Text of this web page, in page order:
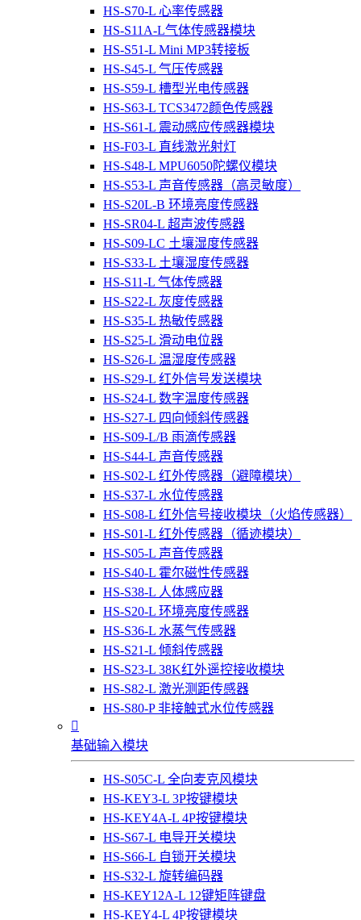
HS-S70-L 心率传感器
HS-S11A-L气体传感器模块
HS-S51-L Mini MP3转接板
HS-S45-L 气压传感器
HS-S59-L 槽型光电传感器
HS-S63-L TCS3472颜色传感器
HS-S61-L 震动感应传感器模块
HS-F03-L 直线激光射灯
HS-S48-L MPU6050陀螺仪模块
HS-S53-L 声音传感器（高灵敏度）
HS-S20L-B 环境亮度传感器
HS-SR04-L 超声波传感器
HS-S09-LC 土壤湿度传感器
HS-S33-L 土壤湿度传感器
HS-S11-L 气体传感器
HS-S22-L 灰度传感器
HS-S35-L 热敏传感器
HS-S25-L 滑动电位器
HS-S26-L 温湿度传感器
HS-S29-L 红外信号发送模块
HS-S24-L 数字温度传感器
HS-S27-L 四向倾斜传感器
HS-S09-L/B 雨滴传感器
HS-S44-L 声音传感器
HS-S02-L 红外传感器（避障模块）
HS-S37-L 水位传感器
HS-S08-L 红外信号接收模块（火焰传感器）
HS-S01-L 红外传感器（循迹模块）
HS-S05-L 声音传感器
HS-S40-L 霍尔磁性传感器
HS-S38-L 人体感应器
HS-S20-L 环境亮度传感器
HS-S36-L 水蒸气传感器
HS-S21-L 倾斜传感器
HS-S23-L 38K红外遥控接收模块
HS-S82-L 激光测距传感器
HS-S80-P 非接触式水位传感器

基础输入模块
HS-S05C-L 全向麦克风模块
HS-KEY3-L 3P按键模块
HS-KEY4A-L 4P按键模块
HS-S67-L 电导开关模块
HS-S66-L 自锁开关模块
HS-S32-L 旋转编码器
HS-KEY12A-L 12键矩阵键盘
HS-KEY4-L 4P按键模块